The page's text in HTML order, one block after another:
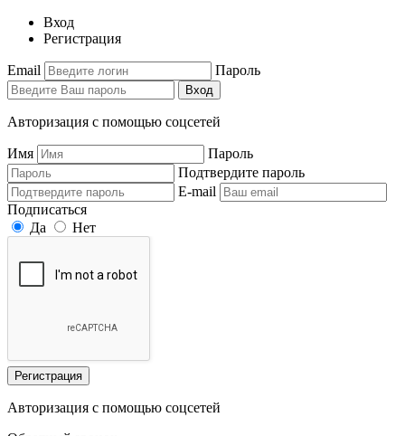
Вход
Регистрация
Email Пароль
Вход
Авторизация с помощью соцсетей
Имя
Пароль
Подтвердите пароль
E-mail
Подписаться
Да
Нет
Регистрация
Авторизация с помощью соцсетей